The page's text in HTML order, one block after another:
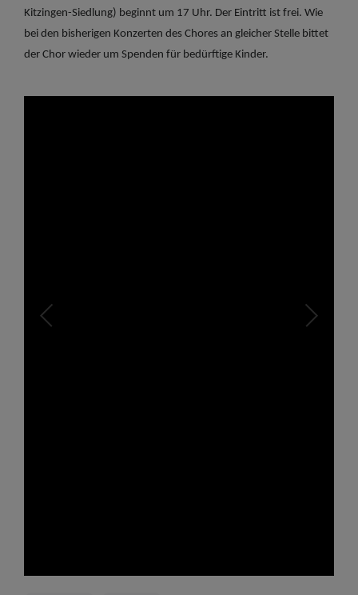
Kitzingen-Siedlung) beginnt um 17 Uhr. Der Eintritt ist frei. Wie
bei den bisherigen Konzerten des Chores an gleicher Stelle bittet
der Chor wieder um Spenden für bedürftige Kinder.